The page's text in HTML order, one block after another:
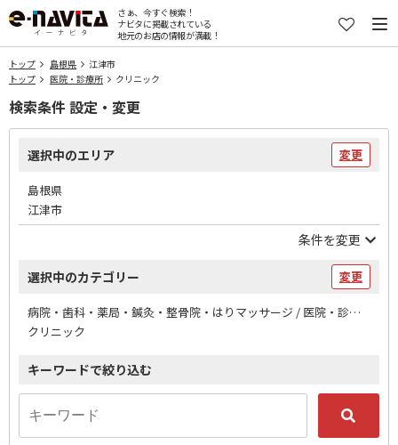
さぁ、今すぐ検索！
ナビタに掲載されている
地元のお店の情報が満載！
トップ 島根県
江津市
トップ
医院・診療所 クリニック
検索条件 設定・変更
選択中のエリア 変更
島根県
江津市
条件を変更
選択中のカテゴリー 変更
病院・歯科・薬局・鍼灸・整骨院・はりマッサージ / 医院・診療所
クリニック
キーワードで絞り込む